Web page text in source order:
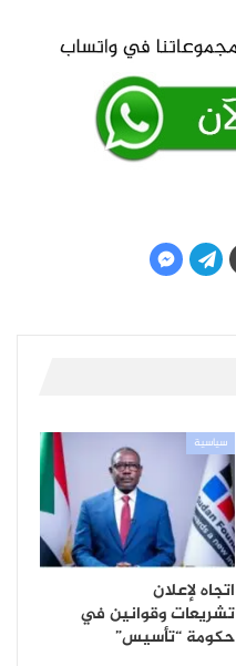
سياسية
اتجاه لإعلان
تشريعات وقوانين في
حكومة “تأسيس”